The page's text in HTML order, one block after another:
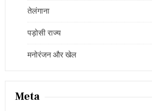
तेलंगाना
पड़ोसी राज्य
मनोरंजन और खेल
Meta